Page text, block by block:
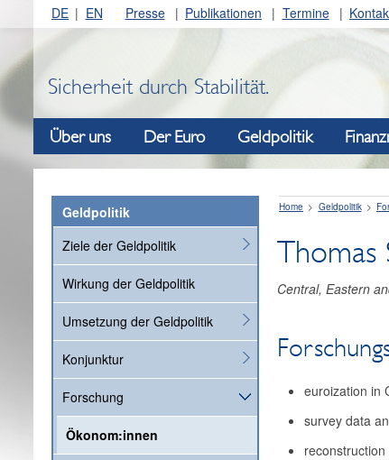
DE EN Presse Publikationen Termine
Sicherheit durch Stabilität.
Über uns Der Euro Geldpolitik
Geldpolitik
Ziele der Geldpolitik
Wirkung der Geldpolitik
Umsetzung der Geldpolitik
Konjunktur
Forschung
Ökonom:innen
Home Geldpolitik
Thomas
Central, Eastern
euroization in
survey data